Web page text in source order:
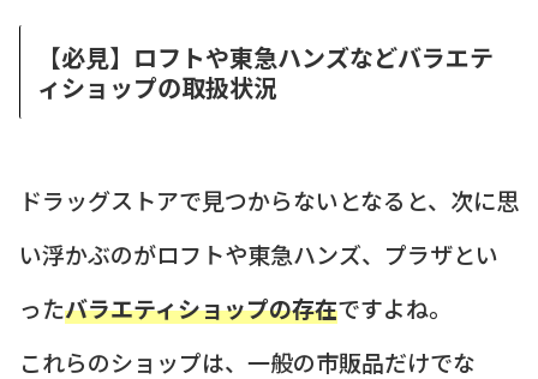
【必見】ロフトや東急ハンズなどバラエテ
ィショップの取扱状況
ドラッグストアで見つからないとなると、次に思
い浮かぶのがロフトや東急ハンズ、プラザとい
ったバラエティショップの存在ですよね。
これらのショップは、一般の市販品だけでな